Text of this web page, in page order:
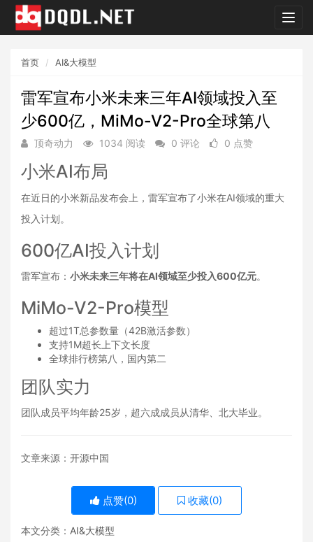
首页 AI&大模型
雷军宣布小米未来三年AI领域投入至
少600亿，MiMo-V2-Pro全球第八
顶奇动力 1034 阅读 0 评论 0 点赞
小米AI布局
在近日的小米新品发布会上，雷军宣布了小米在AI领域的重大
投入计划。
600亿AI投入计划
雷军宣布： 小米未来三年将在AI领域至少投入600亿元。
MiMo-V2-Pro模型
超过1T总参数量（42B激活参数）
支持1M超长上下文长度
全球排行榜第八，国内第二
团队实力
团队成员平均年龄25岁，超六成成员从清华、北大毕业。
文章来源：开源中国
点赞(0) 收藏(0)
本文分类： AI&大模型